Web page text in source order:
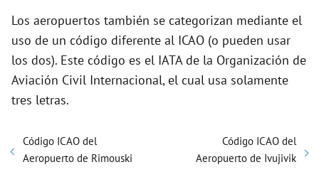
Los aeropuertos también se categorizan mediante el
uso de un código diferente al ICAO (o pueden usar
los dos). Este código es el IATA de la Organización de
Aviación Civil Internacional, el cual usa solamente
tres letras.
Código ICAO del
Aeropuerto de Rimouski
Código ICAO del
Aeropuerto de Ivujivik